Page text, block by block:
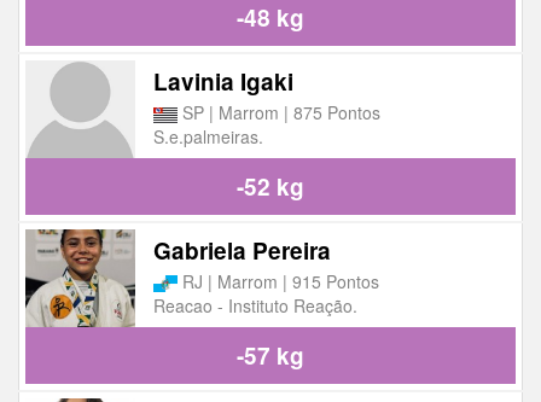
-48 kg
Lavinia Igaki
SP | Marrom | 875 Pontos
S.e.palmeiras.
-52 kg
Gabriela Pereira
RJ | Marrom | 915 Pontos
Reacao - Instituto Reação.
-57 kg